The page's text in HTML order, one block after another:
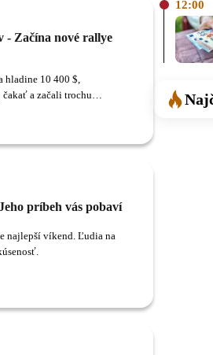
Začína nové rallye
hladine 10 400 $,
a začali trochu
príbeh vás pobaví
najlepší víkend. Ľudia na
12:00